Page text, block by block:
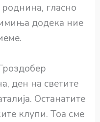
гласно
додека ние
ден на светите
Останатите
клупи. Тоа сме